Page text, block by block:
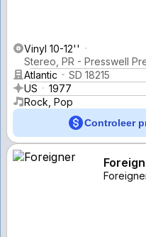
Vinyl 10-12''
Stereo, PR - Presswell
Atlantic
SD 18215
US
1977
Rock, Pop
Controleer